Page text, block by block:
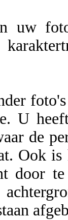
uw
U
de
Ook
door